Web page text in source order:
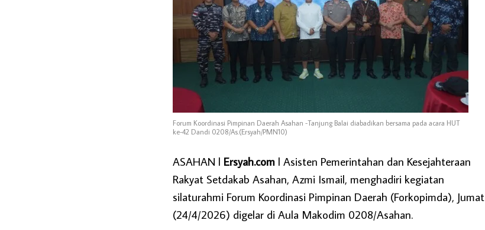
Forum Koordinasi Pimpinan Daerah Asahan -Tanjung Balai diabadikan bersama pada acara HUT
ke-42 Dandi 0208/As.(Ersyah/PMN10)
ASAHAN l Ersyah.com l Asisten Pemerintahan dan Kesejahteraan
Rakyat Setdakab Asahan, Azmi Ismail, menghadiri kegiatan
silaturahmi Forum Koordinasi Pimpinan Daerah (Forkopimda), Jumat
(24/4/2026) digelar di Aula Makodim 0208/Asahan.